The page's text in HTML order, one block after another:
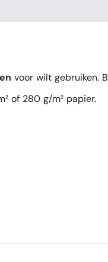
voor wilt gebruiken.
of 280 g/m² papier.